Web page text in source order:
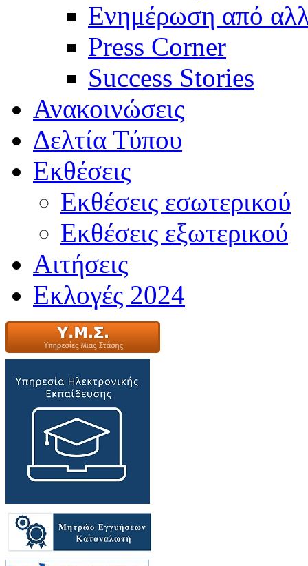
Ενημέρωση από
Press Corner
Success Stories
Ανακοινώσεις
Δελτία Τύπου
Εκθέσεις
Εκθέσεις εσωτερικού
Εκθέσεις εξωτερικού
Αιτήσεις
Εκλογές 2024